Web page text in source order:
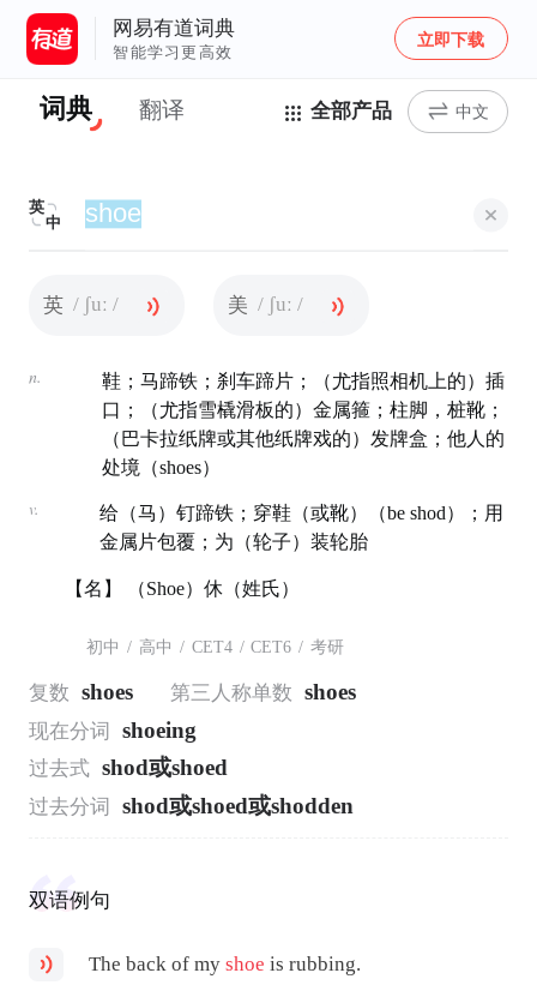
网易有道词典
智能学习更高效
立即下载
词典 翻译 全部产品 中文
英
中
英 / ʃuː / 美 / ʃuː /
n.
鞋；马蹄铁；刹车蹄片；（尤指照相机上的）插
口；（尤指雪橇滑板的）金属箍；柱脚，桩靴；
（巴卡拉纸牌或其他纸牌戏的）发牌盒；他人的
处境（shoes）
v.
给（马）钉蹄铁；穿鞋（或靴）（be shod）；用
金属片包覆；为（轮子）装轮胎
【名】 （Shoe）休（姓氏）
初中 / 高中 / CET4 / CET6 / 考研
复数 shoes 第三人称单数 shoes
现在分词 shoeing
过去式 shod或shoed
过去分词 shod或shoed或shodden
双语例句
The back of myshoe is rubbing.